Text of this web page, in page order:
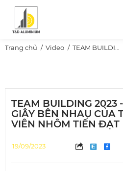
Trang chủ Video TEAM BUILDING 2023 - NHỮNG PHÚT GIÂY BÊN NHAU CỦA TOÀN THỂ NHÂN VIÊN NHÔM TIẾN ĐẠT
TEAM BUILDING 2023
GIÂY BÊN NHAU CỦA
VIÊN NHÔM TIẾN ĐẠT
19/09/2023